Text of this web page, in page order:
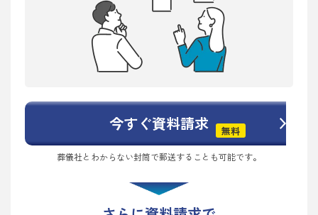
今すぐ資料請求 無料
葬儀社とわからない封筒で郵送することも可能です。